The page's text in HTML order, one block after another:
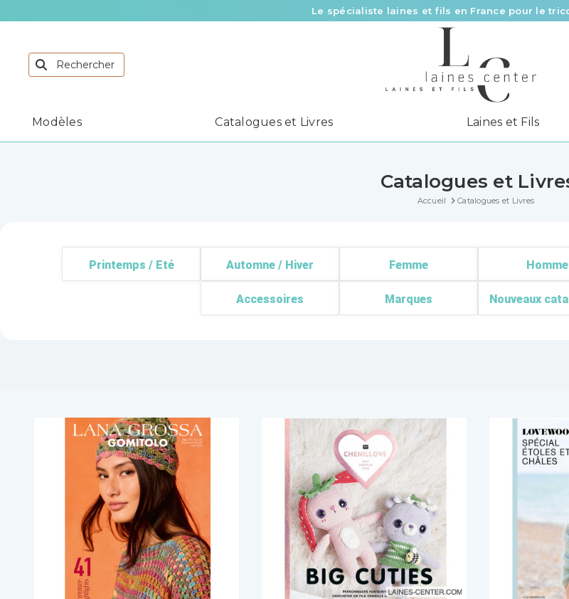
Des fils de qualité à tous les prix pour toutes
Livraison offerte à partir de 58 €
Le spécialiste laines et fils en France pour le
Modèles Catalogues et Livres Laines et Fils
Catalogues et
Accueil Catalogues et Livres
Printemps / Eté Automne / Hiver Femme Homme
Accessoires Marques Nouveaux